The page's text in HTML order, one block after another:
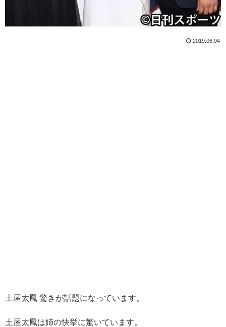
2019.06.04
土屋太鳳 驚きが話題になっています。
土屋太鳳は姉の快挙に驚いています。